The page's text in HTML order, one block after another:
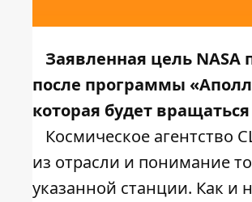
Заявленная цель
после программы
которая будет
Космическое агентство
из отрасли и понимание
указанной станции. Как